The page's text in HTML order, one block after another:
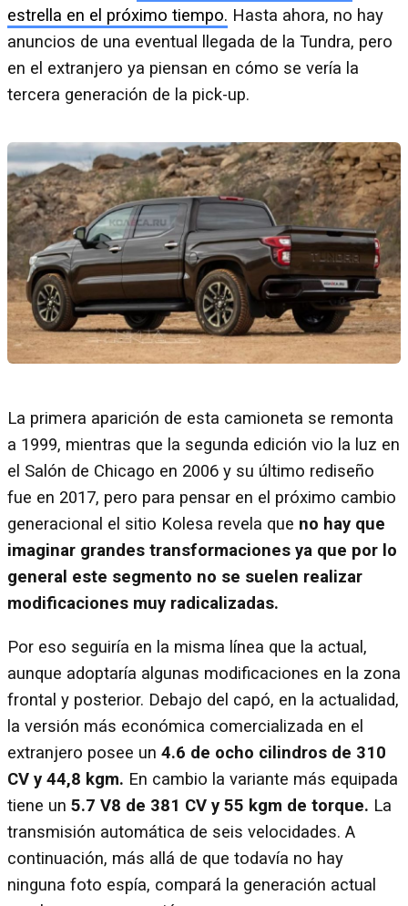
estrella en el próximo tiempo. Hasta ahora, no hay
anuncios de una eventual llegada de la Tundra, pero
en el extranjero ya piensan en cómo se vería la
tercera generación de la pick-up.
La primera aparición de esta camioneta se remonta
a 1999, mientras que la segunda edición vio la luz en
el Salón de Chicago en 2006 y su último rediseño
fue en 2017, pero para pensar en el próximo cambio
generacional el sitio Kolesa revela que no hay que
imaginar grandes transformaciones ya que por lo
general este segmento no se suelen realizar
modificaciones muy radicalizadas.
Por eso seguiría en la misma línea que la actual,
aunque adoptaría algunas modificaciones en la zona
frontal y posterior. Debajo del capó, en la actualidad,
la versión más económica comercializada en el
extranjero posee un 4.6 de ocho cilindros de 310
CV y 44,8 kgm. En cambio la variante más equipada
tiene un 5.7 V8 de 381 CV y 55 kgm de torque. La
transmisión automática de seis velocidades. A
continuación, más allá de que todavía no hay
ninguna foto espía, compará la generación actual